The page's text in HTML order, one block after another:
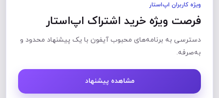
ویژه کاربران اپ‌استار
فرصت ویژه خرید اشتراک اپ‌استار
دسترسی به برنامه‌های محبوب آیفون با یک پیشنهاد محدود و
به‌صرفه.
مشاهده پیشنهاد